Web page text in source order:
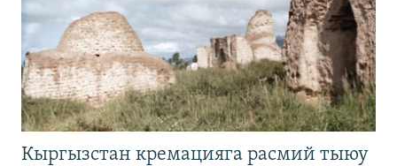
Кыргызстан кремацияга расмий тыюу